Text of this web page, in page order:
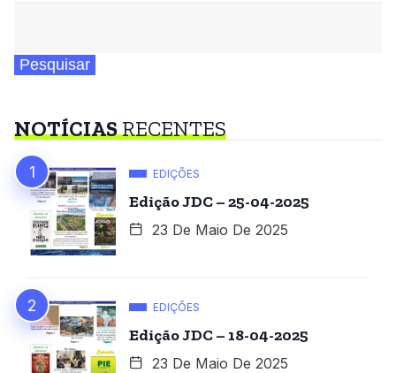
Pesquisar
NOTÍCIASRECENTES
EDIÇÕES
Edição JDC – 25-04-2025
23 De Maio De 2025
EDIÇÕES
Edição JDC – 18-04-2025
23 De Maio De 2025